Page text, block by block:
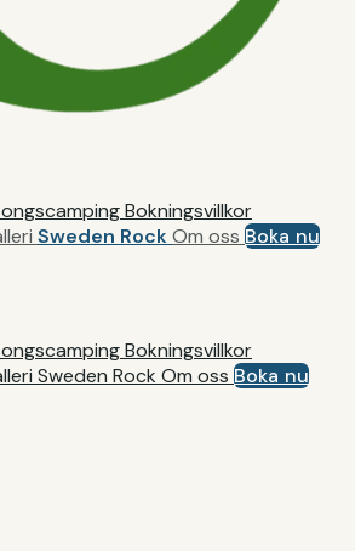
Bokningsvillkor
Sweden RockOm oss Boka nu
Bokningsvillkor
Sweden RockOm oss Boka nu